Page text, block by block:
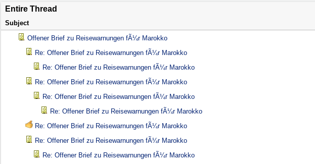
Entire Thread
Subject
Offener Brief zu Reisewarnungen fÃ¼r Marokko
Re: Offener Brief zu Reisewarnungen fÃ¼r Marokko
Re: Offener Brief zu Reisewarnungen fÃ¼r Marokko
Re: Offener Brief zu Reisewarnungen fÃ¼r Marokko
Re: Offener Brief zu Reisewarnungen fÃ¼r Marokko
Re: Offener Brief zu Reisewarnungen fÃ¼r Marokko
Re: Offener Brief zu Reisewarnungen fÃ¼r Marokko
Re: Offener Brief zu Reisewarnungen fÃ¼r Marokko
Re: Offener Brief zu Reisewarnungen fÃ¼r Marokko